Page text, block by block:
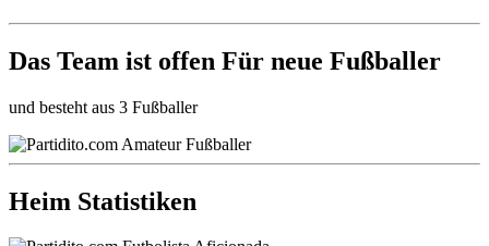
Das Team ist offen Für neue Fußballer
und besteht aus 3 Fußballer
Heim Statistiken